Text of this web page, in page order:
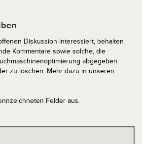
Diskussion interessiert, behalten
Kommentare sowie solche, die
abgegeben
zu löschen. Mehr dazu in unseren
Felder aus.